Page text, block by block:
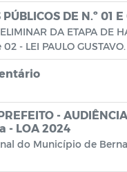
DE N.º 01
DA ETAPA DE
- LEI PAULO GUSTAVO.
-
- LOA 2024
do Município de